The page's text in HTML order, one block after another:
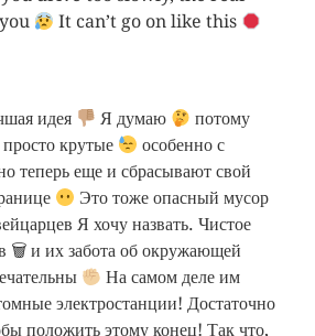
It can’t go on like this
идея Я думаю
потому
крутые
особенно с
теперь еще и сбрасывают свой
Это тоже опасный мусор
Я хочу назвать. Чистое
🗑 и их забота об окружающей
На самом деле им
электростанции! Достаточно
положить этому конец! Так что,